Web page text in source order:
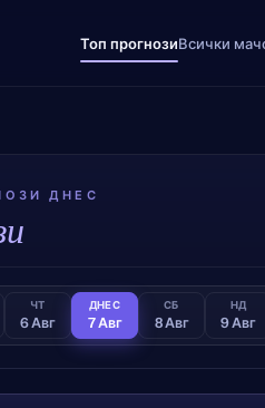
Топ прогнозиВсички
ДНЕС
ЧТ
6 Авг
ДНЕС
7 Авг
СБ
8 Авг
НД
9 Авг